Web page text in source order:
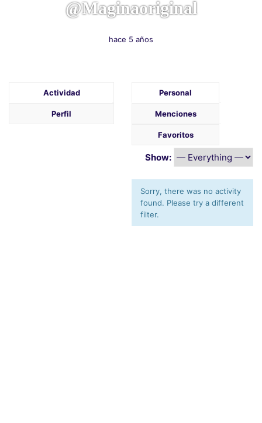
@maginaoriginal
hace 5 años
Actividad
Perfil
Personal
Menciones
Favoritos
Show:
Sorry, there was no activity
found. Please try a different
filter.